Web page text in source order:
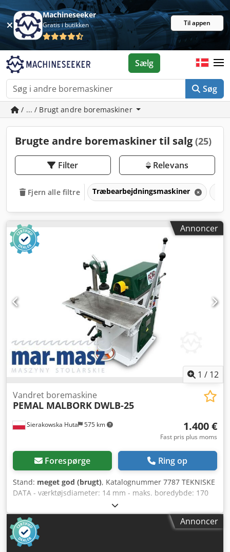
Machineseeker
Gratis i butikken Til appen
Søg
Sælg
/ ... / Brugt andre boremaskiner
Brugte andre boremaskiner til salg (25)
Filter Relevans
Fjern alle filtre Træbearbejdningsmaskiner
Annoncer
1 / 12
Sierakowska Huta 575 km
Vandret boremaskine
PEMAL MALBORK DWLB-25
1.400 €
Fast pris plus moms
Forespørge Ring op
Stand: meget god (brugt), Katalognummer 7787 TEKNISKE
DATA - værktøjsdiameter: 14 mm - maks. boredybde: 170
mm - maks. fræselængde: 180 mm - indstilling af
boreapparat frem/tilbage - justering af bord op/ned og til
siderne - bordets drejevinkel: +/-20˚ -
arbejdsbordsdimensioner: 620x280 mm - materialepres -
motoreffekt: 1,5 kW - bremse - dimensioner (L/B/H):
Annoncer